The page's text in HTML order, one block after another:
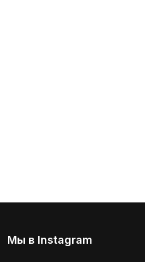
Мы в Instagram